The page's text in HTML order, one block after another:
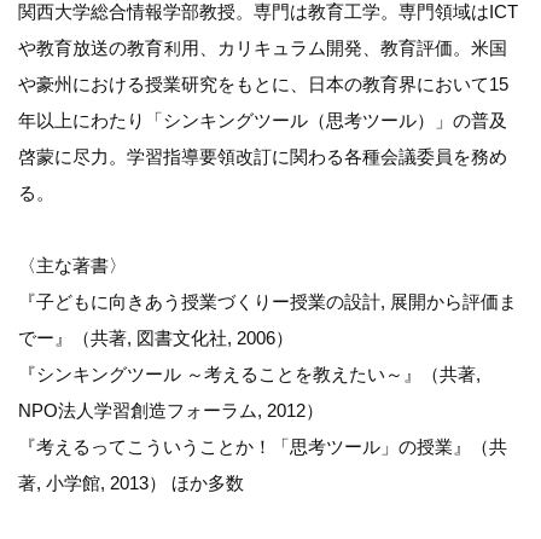
関西大学総合情報学部教授。専門は教育工学。専門領域はICT
や教育放送の教育利用、カリキュラム開発、教育評価。米国
や豪州における授業研究をもとに、日本の教育界において15
年以上にわたり「シンキングツール（思考ツール）」の普及
啓蒙に尽力。学習指導要領改訂に関わる各種会議委員を務め
る。
〈主な著書〉
『子どもに向きあう授業づくりー授業の設計, 展開から評価ま
でー』（共著, 図書文化社, 2006）
『シンキングツール ～考えることを教えたい～』（共著,
NPO法人学習創造フォーラム, 2012）
『考えるってこういうことか！「思考ツール」の授業』（共
著, 小学館, 2013） ほか多数